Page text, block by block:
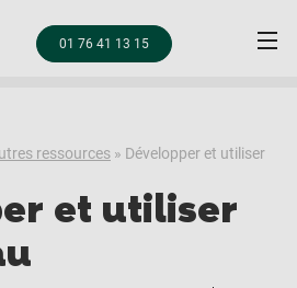
01 76 41 13 15
ressources » Développer et utiliser
et utiliser